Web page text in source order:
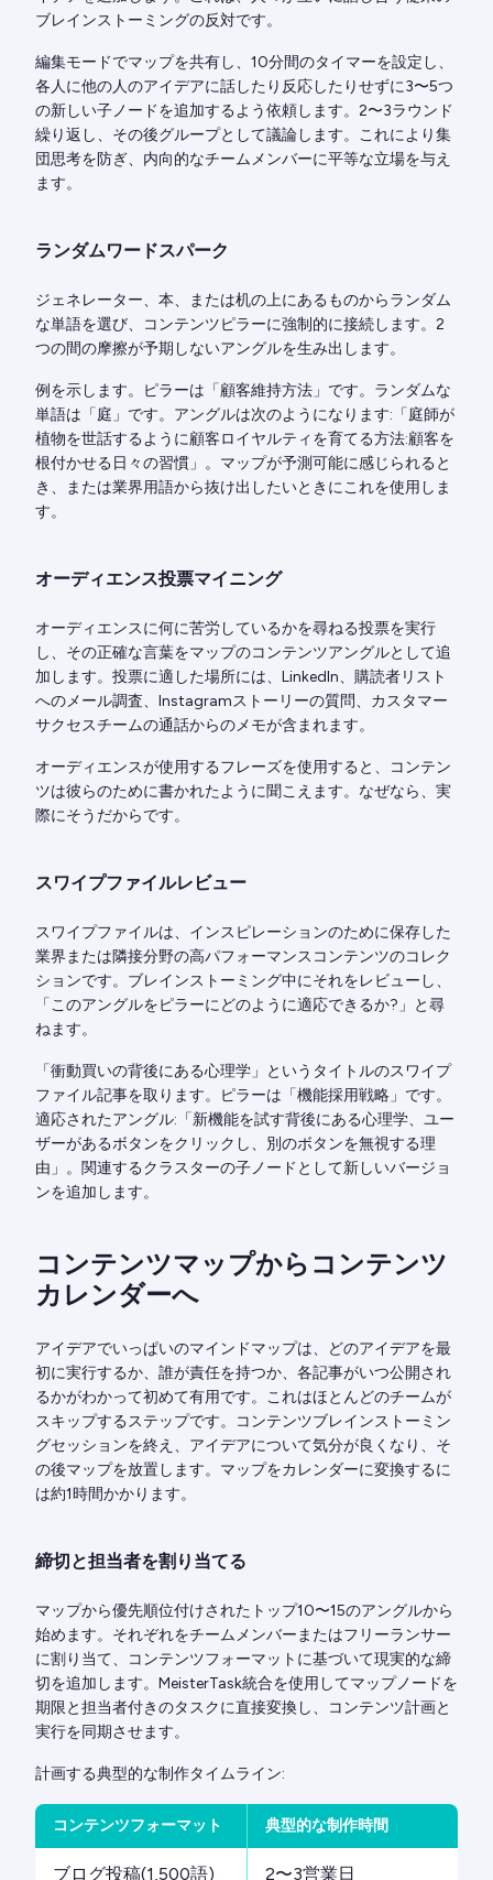
ブレインストーミングの反対です。
編集モードでマップを共有し、10分間のタイマーを設定し、
各人に他の人のアイデアに話したり反応したりせずに3〜5つ
の新しい子ノードを追加するよう依頼します。2〜3ラウンド
繰り返し、その後グループとして議論します。これにより集
団思考を防ぎ、内向的なチームメンバーに平等な立場を与え
ます。
ランダムワードスパーク
ジェネレーター、本、または机の上にあるものからランダム
な単語を選び、コンテンツピラーに強制的に接続します。2
つの間の摩擦が予期しないアングルを生み出します。
例を示します。ピラーは「顧客維持方法」です。ランダムな
単語は「庭」です。アングルは次のようになります:「庭師が
植物を世話するように顧客ロイヤルティを育てる方法:顧客を
根付かせる日々の習慣」。マップが予測可能に感じられると
き、または業界用語から抜け出したいときにこれを使用しま
す。
オーディエンス投票マイニング
オーディエンスに何に苦労しているかを尋ねる投票を実行
し、その正確な言葉をマップのコンテンツアングルとして追
加します。投票に適した場所には、LinkedIn、購読者リスト
へのメール調査、Instagramストーリーの質問、カスタマー
サクセスチームの通話からのメモが含まれます。
オーディエンスが使用するフレーズを使用すると、コンテン
ツは彼らのために書かれたように聞こえます。なぜなら、実
際にそうだからです。
スワイプファイルレビュー
スワイプファイルは、インスピレーションのために保存した
業界または隣接分野の高パフォーマンスコンテンツのコレク
ションです。ブレインストーミング中にそれをレビューし、
「このアングルをピラーにどのように適応できるか?」と尋
ねます。
「衝動買いの背後にある心理学」というタイトルのスワイプ
ファイル記事を取ります。ピラーは「機能採用戦略」です。
適応されたアングル:「新機能を試す背後にある心理学、ユー
ザーがあるボタンをクリックし、別のボタンを無視する理
由」。関連するクラスターの子ノードとして新しいバージョ
ンを追加します。
コンテンツマップからコンテンツ
カレンダーへ
アイデアでいっぱいのマインドマップは、どのアイデアを最
初に実行するか、誰が責任を持つか、各記事がいつ公開され
るかがわかって初めて有用です。これはほとんどのチームが
スキップするステップです。コンテンツブレインストーミン
グセッションを終え、アイデアについて気分が良くなり、そ
の後マップを放置します。マップをカレンダーに変換するに
は約1時間かかります。
締切と担当者を割り当てる
マップから優先順位付けされたトップ10〜15のアングルから
始めます。それぞれをチームメンバーまたはフリーランサー
に割り当て、コンテンツフォーマットに基づいて現実的な締
切を追加します。MeisterTask統合を使用してマップノードを
期限と担当者付きのタスクに直接変換し、コンテンツ計画と
実行を同期させます。
計画する典型的な制作タイムライン:
コンテンツフォーマット 典型的な制作時間
ブログ投稿(1,500語) 2〜3営業日